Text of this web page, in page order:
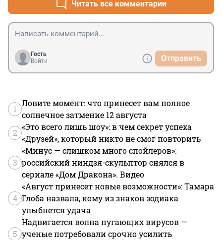
Приморского УВД г. СПб называет
АДМИНИСТРАТИВНЫМ нарушением...........
Читать все комментарии
Гость
Войти
Отправить
1
Ловите момент: что принесет вам полное
солнечное затмение 12 августа
2
«Это всего лишь шоу»: в чем секрет успеха
«Друзей», который никто не смог повторить
3
«Минус — слишком много спойлеров»:
российский ниндзя-скульптор снялся в
сериале «Дом Дракона». Видео
4
«Август принесет новые возможности»: Тамара
Глоба назвала, кому из знаков зодиака
улыбнется удача
5
Надвигается волна пугающих вирусов —
ученые потребовали срочно усилить